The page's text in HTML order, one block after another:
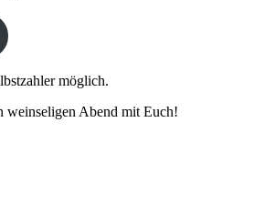
möglich.
weinseligen Abend mit Euch!